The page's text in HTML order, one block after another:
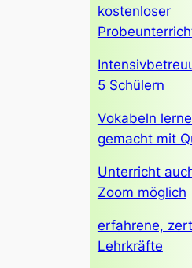
kostenloser
5 Schülern
Vokabeln
gemacht mit
Unterricht
Zoom möglich
erfahrene,
Lehrkräfte